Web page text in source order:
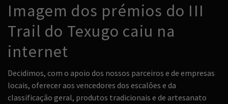
Imagem dos prémios do III
Trail do Texugo caiu na
internet
Decidimos, com o apoio dos nossos parceiros e de empresas
locais, oferecer aos vencedores dos escalões e da
classificação geral, produtos tradicionais e de artesanato